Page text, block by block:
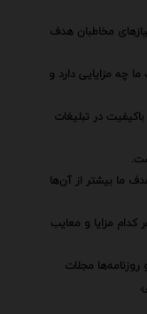
مخاطبان هدف
چه مزایایی دارد و
در تبلیغات
ما بیشتر از آن‌ها
کدام مزایا و معایب
روزنامه‌ها مجلات